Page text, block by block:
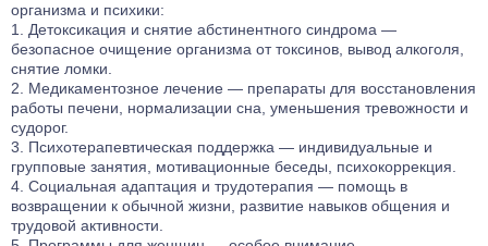
организма и психики:
Детоксикация и снятие абстинентного синдрома —
безопасное очищение организма от токсинов, вывод алкоголя,
снятие ломки.
Медикаментозное лечение — препараты для восстановления
работы печени, нормализации сна, уменьшения тревожности и
судорог.
Психотерапевтическая поддержка — индивидуальные и
групповые занятия, мотивационные беседы, психокоррекция.
Социальная адаптация и трудотерапия — помощь в
возвращении к обычной жизни, развитие навыков общения и
трудовой активности.